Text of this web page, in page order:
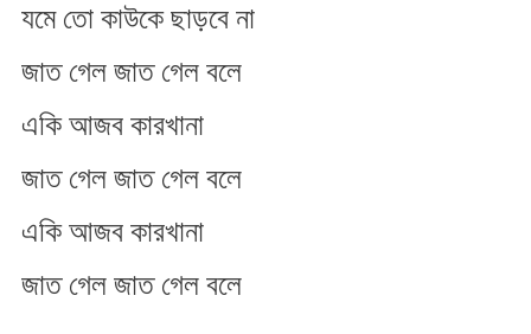
যমে তো কাউকে ছাড়বে না
জাত গেল জাত গেল বলে
একি আজব কারখানা
জাত গেল জাত গেল বলে
একি আজব কারখানা
জাত গেল জাত গেল বলে